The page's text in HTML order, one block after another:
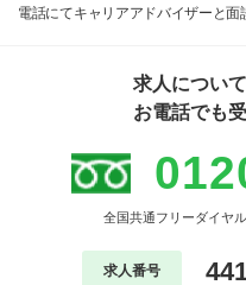
電話にてキャリアアドバイザーと面
求人につい
お電話でも
全国共通フリーダイヤ
求人番号